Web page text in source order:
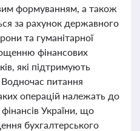
формуванням, а також
за рахунок державного
та гуманітарної
фінансових
які підтримують
Водночас питання
операцій належать до
України, що
бухгалтерського